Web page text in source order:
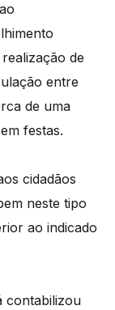
de
entre
de uma
festas.
cidadãos
neste tipo
ao indicado
contabilizou